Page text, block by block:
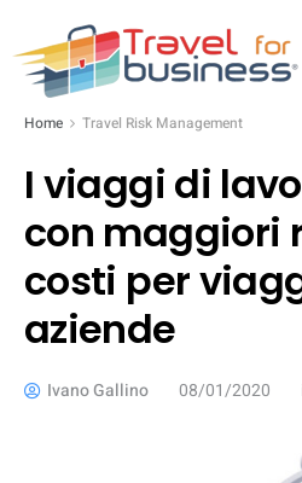
Home Travel Risk Management
I viaggi di
con maggiori
costi per
aziende
Ivano Gallino 08/01/2020